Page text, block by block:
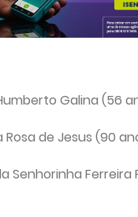
Galina (56
Rosa de Jesus (90
Senhorinha Ferreira